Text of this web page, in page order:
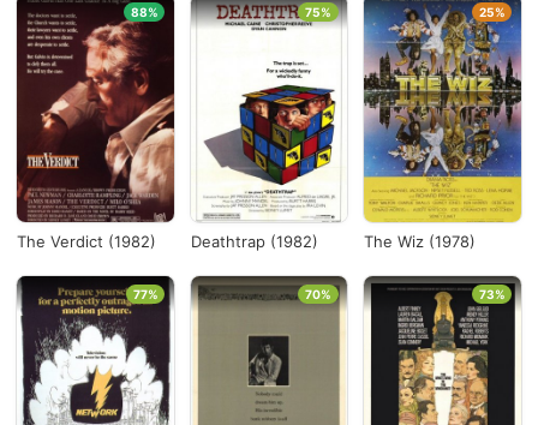
The Verdict (1982)
88%
Deathtrap (1982)
75%
The Wiz (1978)
25%
77% 70% 73%